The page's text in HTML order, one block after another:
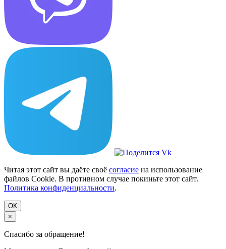
Читая этот сайт вы даёте своё согласие на использование
файлов Cookie. В противном случае покиньте этот сайт.
Политика конфиденциальности.
ОК
×
Спасибо за обращение!